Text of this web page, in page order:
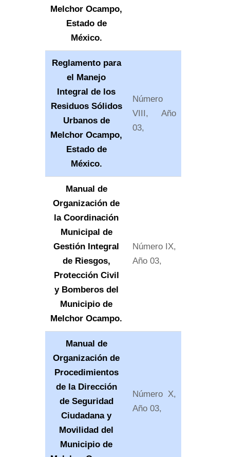
Melchor Ocampo,
Estado de
México.
Reglamento para
el Manejo
Integral de los
Residuos Sólidos
Urbanos de
Melchor Ocampo,
Estado de
México.
Número
VIII, Año
03,
Manual de
Organización de
la Coordinación
Municipal de
Gestión Integral
de Riesgos,
Protección Civil
y Bomberos del
Municipio de
Melchor Ocampo.
Número IX,
Año 03,
Manual de
Organización de
Procedimientos
de la Dirección
de Seguridad
Ciudadana y
Movilidad del
Municipio de
Número X,
Año 03,